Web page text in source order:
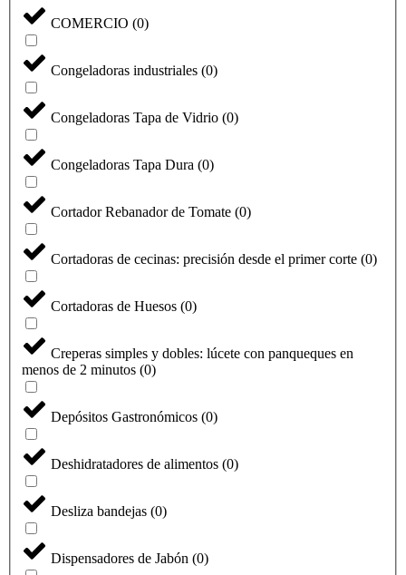
COMERCIO (0)
Congeladoras industriales (0)
Congeladoras Tapa de Vidrio (0)
Congeladoras Tapa Dura (0)
Cortador Rebanador de Tomate (0)
Cortadoras de cecinas: precisión desde el primer corte (0)
Cortadoras de Huesos (0)
Creperas simples y dobles: lúcete con panqueques en
menos de 2 minutos (0)
Depósitos Gastronómicos (0)
Deshidratadores de alimentos (0)
Desliza bandejas (0)
Dispensadores de Jabón (0)